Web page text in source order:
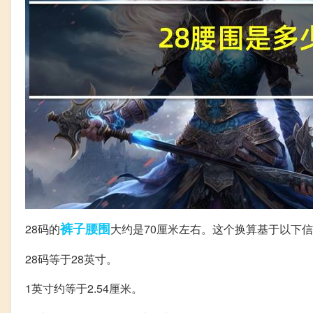
28码的裤子腰围大约是70厘米左右。这个换算基于以下
28码等于28英寸。
1英寸约等于2.54厘米。